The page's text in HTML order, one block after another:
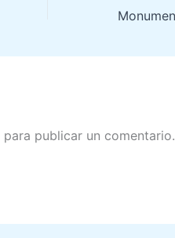
para publicar un comentario.